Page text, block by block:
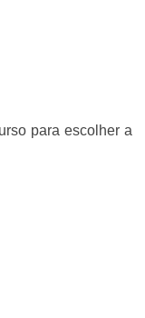
para escolher a